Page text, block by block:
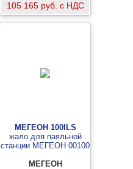
105 165 руб. с НДС
МЕГЕОН 100ILS
жало для паяльной
станции МЕГЕОН 00100
МЕГЕОН